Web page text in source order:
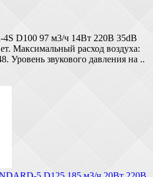
D100 97 м3/ч 14Вт 220В 35dB
Максимальный расход воздуха:
Уровень звукового давления на ..